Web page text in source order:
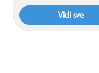
Vidi sve